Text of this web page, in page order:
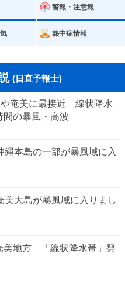
警報・注意報
熱中症情報
(日直予報士)
奄美に最接近 線状降水
の暴風・高波
本島の一部が暴風域に入
大島が暴風域に入りまし
美地方 「線状降水帯」発